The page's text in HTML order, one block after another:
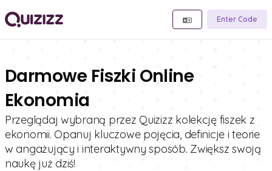
Enter Code
Darmowe Fiszki Online
Ekonomia
Przeglądaj wybraną przez Quizizz kolekcję fiszek z
ekonomii. Opanuj kluczowe pojęcia, definicje i teorie
w angażujący i interaktywny sposób. Zwiększ swoją
naukę już dziś!